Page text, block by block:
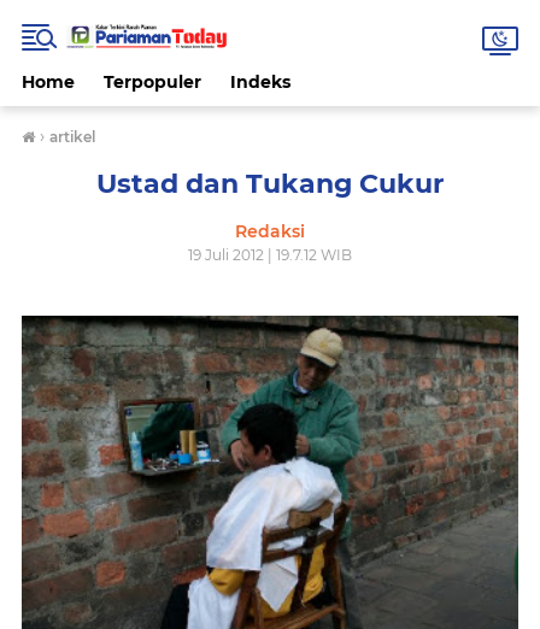
Home Terpopuler Indeks
› artikel
Ustad dan Tukang Cukur
Redaksi
19 Juli 2012 | 19.7.12 WIB